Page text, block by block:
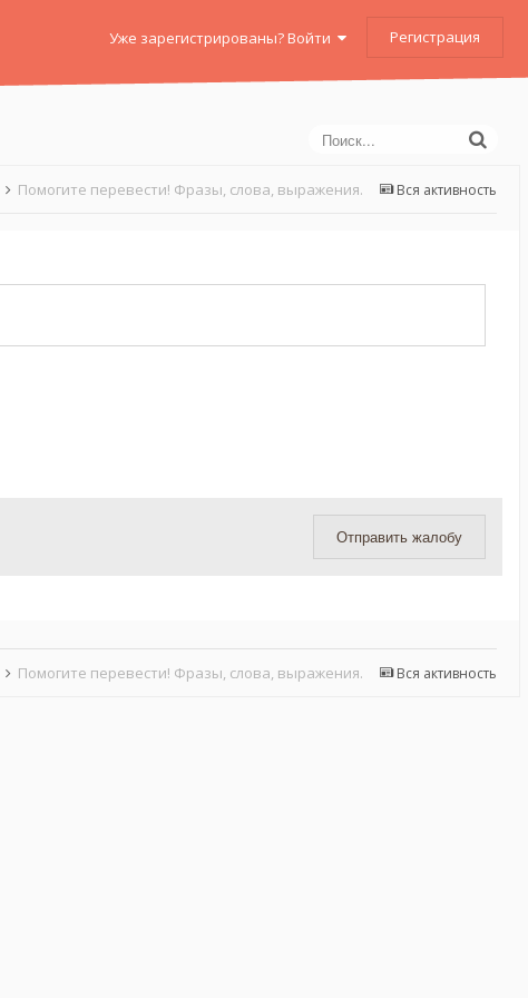
Уже зарегистрированы? Войти Регистрация
Вся активность
Помогите перевести! Фразы, слова, выражения.
Отправить жалобу
Вся активность
Помогите перевести! Фразы, слова, выражения.